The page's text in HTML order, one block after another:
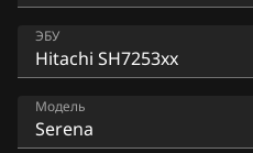
Acura
Alfa Romeo
ATLAS
ЭБУ
Bosch EDC16CP33
Bosch EDC17C84
Модель